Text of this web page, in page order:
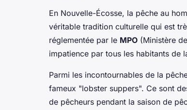
En Nouvelle-Écosse, la pêche au
véritable tradition culturelle qui est
réglementée par le MPO (Ministère
impatience par tous les habitants de
Parmi les incontournables de la
fameux "lobster suppers". Ce sont
de pêcheurs pendant la saison de